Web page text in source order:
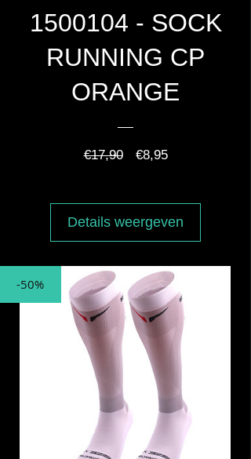
1500104 - SOCK
RUNNING CP
ORANGE
€17,90
Normale
€8,95Verkoopprijs
Details weergeven
-50%